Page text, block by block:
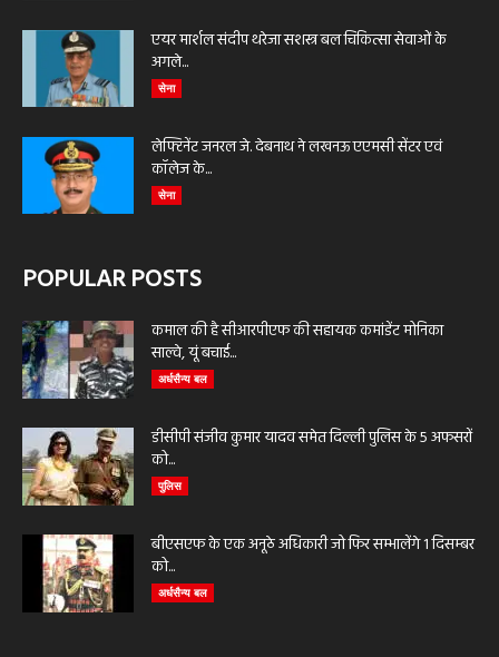
एयर मार्शल संदीप थरेजा सशस्त्र बल चिकित्सा सेवाओं के
अगले...
सेना
लेफ्टिनेंट जनरल जे. देबनाथ ने लखनऊ एएमसी सेंटर एवं
कॉलेज के...
सेना
POPULAR POSTS
कमाल की है सीआरपीएफ की सहायक कमांडेंट मोनिका
साल्वे, यूं बचाई...
अर्धसैन्य बल
डीसीपी संजीव कुमार यादव समेत दिल्ली पुलिस के 5 अफसरों
को...
पुलिस
बीएसएफ के एक अनूठे अधिकारी जो फिर सम्भालेंगे 1 दिसम्बर
को...
अर्धसैन्य बल